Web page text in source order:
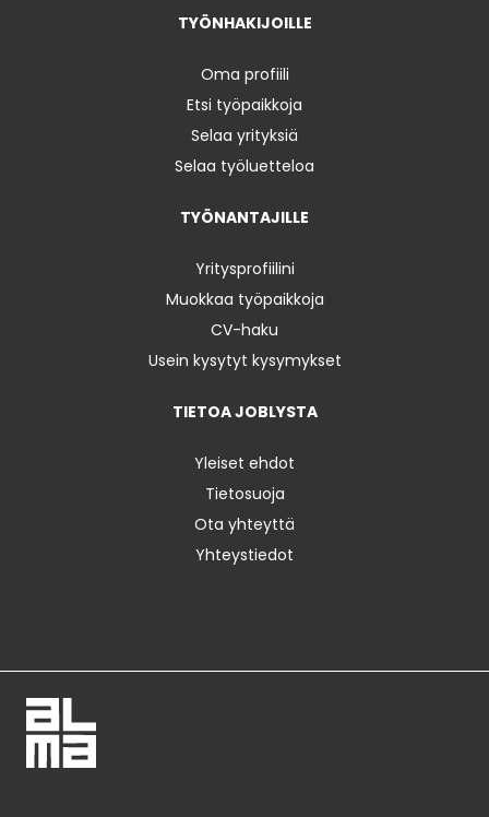
TYÖNHAKIJOILLE
Oma profiili
Etsi työpaikkoja
Selaa yrityksiä
Selaa työluetteloa
TYÖNANTAJILLE
Yritysprofiilini
Muokkaa työpaikkoja
CV-haku
Usein kysytyt kysymykset
TIETOA JOBLYSTA
Yleiset ehdot
Tietosuoja
Ota yhteyttä
Yhteystiedot